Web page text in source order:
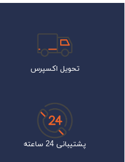
تحویل اکسپرس
پشتیبانی 24 ساعته